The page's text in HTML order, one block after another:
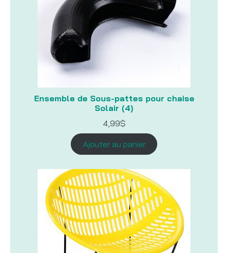
Ensemble de Sous-pattes pour chaise
Solair (4)
4,99$
Ajouter au panier